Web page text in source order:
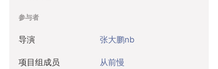
参与者
导演 张大鹏nb
项目组成员 从前慢